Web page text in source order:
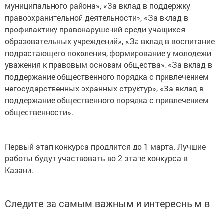
муниципального района», «За вклад в поддержку
правоохранительной деятельности», «За вклад в
профилактику правонарушений среди учащихся
образовательных учреждений», «За вклад в воспитание
подрастающего поколения, формирование у молодежи
уважения к правовым основам общества», «За вклад в
поддержание общественного порядка с привлечением
негосударственных охранных структур», «За вклад в
поддержание общественного порядка с привлечением
общественности».
Первый этап конкурса продлится до 1 марта. Лучшие
работы будут участвовать во 2 этапе конкурса в
Казани.
Следите за самым важным и интересным в